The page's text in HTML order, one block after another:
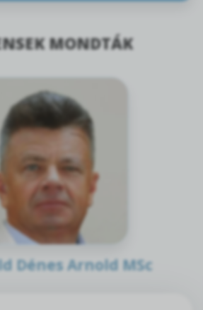
MONDTÁK
Dénes Arnold MSc